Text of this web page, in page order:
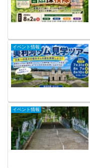
イベント情報
イベント情報